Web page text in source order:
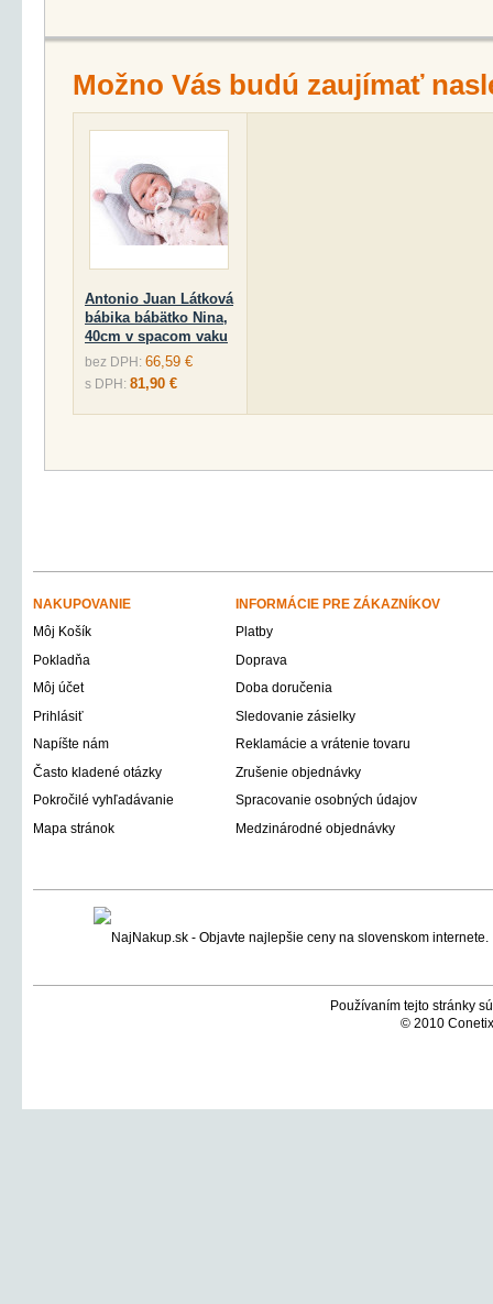
Možno Vás budú zaujímať
Antonio Juan Látková
bábika bábätko Nina,
40cm v spacom vaku
bez DPH: 66,59 €
s DPH: 81,90 €
NAKUPOVANIE
INFORMÁCIE PRE ZÁKAZNÍKOV
Môj Košík
Platby
Pokladňa
Doprava
Môj účet
Doba doručenia
Prihlásiť
Sledovanie zásielky
Napíšte nám
Reklamácie a vrátenie tovaru
Často kladené otázky
Zrušenie objednávky
Pokročilé vyhľadávanie
Spracovanie osobných údajov
Mapa stránok
Medzinárodné objednávky
Používaním tejto stránky
© 2010